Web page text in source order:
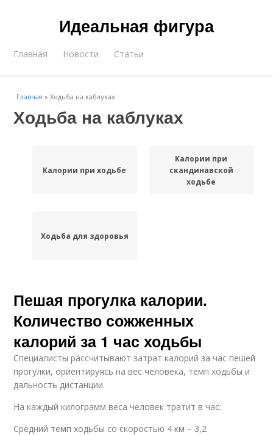
Идеальная фигура
Главная Новости Статьи
Главная »Ходьба на каблуках
Ходьба на каблуках
Калории при ходьбе
Калории при
скандинавской
ходьбе
Ходьба для здоровья
Пешая прогулка калории.
Количество сожженных
калорий за 1 час ходьбы
Специалисты рассчитывают затрат калорий за час пешей
прогулки, ориентируясь на вес человека, темп ходьбы и
дальность дистанции.
На каждый килограмм веса человек тратит в час:
Средний темп ходьбы со скоростью 4 км – 3,2